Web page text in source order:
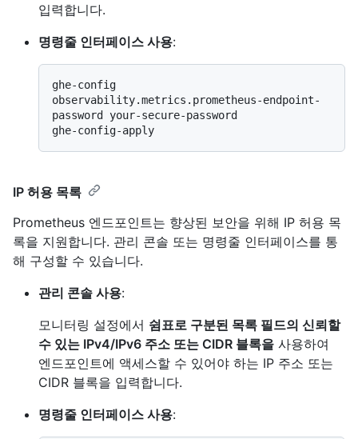
입력합니다.
명령줄 인터페이스 사용:
ghe-config
observability.metrics.prometheus-endpoint-
password your-secure-password
IP 허용 목록
Prometheus 엔드포인트는 향상된 보안을 위해 IP 허용 목
록을 지원합니다. 관리 콘솔 또는 명령줄 인터페이스를 통
해 구성할 수 있습니다.
관리 콘솔 사용:
모니터링 설정에서 쉼표로 구분된 목록 필드의 신뢰할
수 있는 IPv4/IPv6 주소 또는 CIDR 블록을 사용하여
엔드포인트에 액세스할 수 있어야 하는 IP 주소 또는
CIDR 블록을 입력합니다.
명령줄 인터페이스 사용: